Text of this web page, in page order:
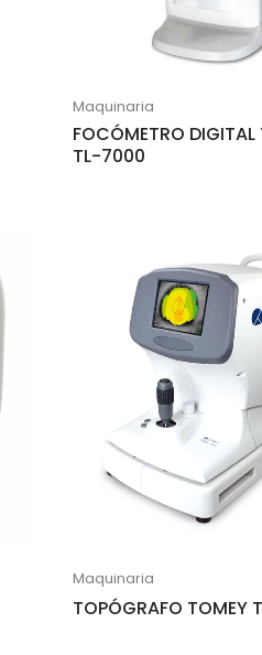
Maquinaria
FOCÓMETRO DIGITAL
TL-7000
Maquinaria
TOPÓGRAFO TOMEY